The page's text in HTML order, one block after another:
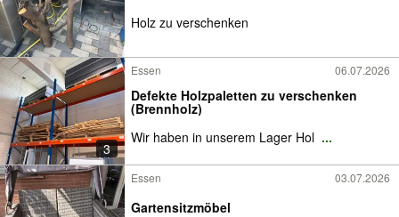
Holz zu verschenken
3
Essen 06.07.2026
Defekte Holzpaletten zu verschenken
(Brennholz)
Wir haben in unserem Lager Hol ...
Essen 03.07.2026
Gartensitzmöbel